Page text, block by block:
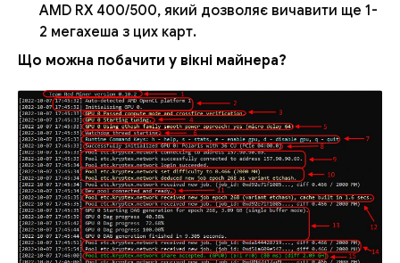
AMD RX 400/500, який дозволяє вичавити ще 1-
2 мегахеша з цих карт.
Що можна побачити у вікні майнера?